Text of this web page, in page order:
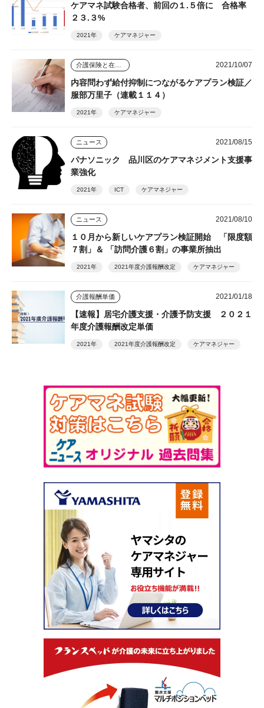
ケアマネ試験合格者、前回の１.５倍に 合格率
２３.３%
2021年 ケアマネジャー
2021/10/07
内容問わず給付抑制につながるケアプラン検証／
服部万里子（連載１１４）
2021年 ケアマネジャー
ニュース 2021/08/15
パナソニック 品川区のケアマネジメント支援事
業強化
2021年 ICT ケアマネジャー
ニュース 2021/08/10
１０月から新しいケアプラン検証開始 「限度額
７割」＆ 「訪問介護６割」の事業所抽出
2021年 2021年度介護報酬改定 ケアマネジャー
介護報酬単価 2021/01/18
【速報】居宅介護支援・介護予防支援 ２０２１
年度介護報酬改定単価
2021年 2021年度介護報酬改定 ケアマネジャー